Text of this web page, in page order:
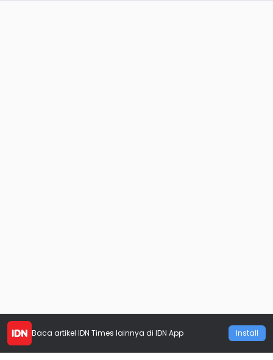
Baca artikel IDN Times lainnya di IDN App Install